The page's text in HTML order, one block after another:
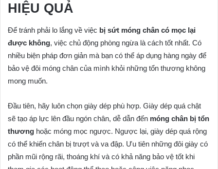
HIỆU QUẢ
Để tránh phải lo lắng về việc bị sứt móng chân có mọc lại
được không, việc chủ động phòng ngừa là cách tốt nhất. Có
nhiều biện pháp đơn giản mà bạn có thể áp dụng hàng ngày để
bảo vệ đôi móng chân của mình khỏi những tổn thương không
mong muốn.
Đầu tiên, hãy luôn chọn giày dép phù hợp. Giày dép quá chật
sẽ tạo áp lực lên đầu ngón chân, dễ dẫn đến móng chân bị tổn
thương hoặc móng mọc ngược. Ngược lại, giày dép quá rộng
có thể khiến chân bị trượt và va đập. Ưu tiên những đôi giày có
phần mũi rộng rãi, thoáng khí và có khả năng bảo vệ tốt khi